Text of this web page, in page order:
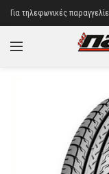
Για τηλεφωνικές